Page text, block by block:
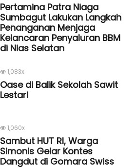
Pertamina Patra Niaga
Sumbagut Lakukan Langkah
Penanganan Menjaga
Kelancaran Penyaluran BBM
di Nias Selatan
1,083x
Oase di Balik Sekolah Sawit
Lestari
1,060x
Sambut HUT RI, Warga
Simonis Gelar Kontes
Dangdut di Gomara Swiss